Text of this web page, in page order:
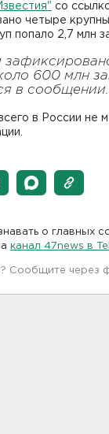
со
четыре
попало 2,7 млн
600 млн
в сообщении.
в России не
о главных
канал 47news в
Сообщите через